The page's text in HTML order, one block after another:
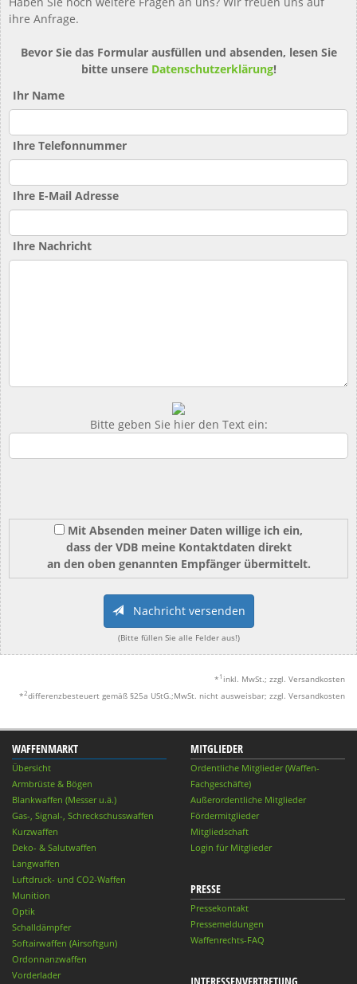
ihre Anfrage.
Bevor Sie das Formular ausfüllen und absenden, lesen Sie
bitte unsere Datenschutzerklärung!
Ihr Name
Ihre Telefonnummer
Ihre E-Mail Adresse
Ihre Nachricht
Bitte geben Sie hier den Text ein:
Mit Absenden meiner Daten willige ich ein,
dass der VDB meine Kontaktdaten direkt
an den oben genannten Empfänger übermittelt.
Nachricht versenden
(Bitte füllen Sie alle Felder aus!)
* 1 inkl. MwSt.; zzgl. Versandkosten
*2differenzbesteuert gemäß §25a UStG.;MwSt. nicht ausweisbar; zzgl. Versandkosten
WAFFENMARKT
Übersicht
Armbrüste & Bögen
Blankwaffen (Messer u.ä.)
Gas-, Signal-, Schreckschusswaffen
Kurzwaffen
Deko- & Salutwaffen
Langwaffen
Luftdruck- und CO2-Waffen
Munition
Optik
Schalldämpfer
Softairwaffen (Airsoftgun)
Ordonnanzwaffen
Vorderlader
MITGLIEDER
Ordentliche Mitglieder (Waffen-
Fachgeschäfte)
Außerordentliche Mitglieder
Fördermitglieder
Mitgliedschaft
Login für Mitglieder
PRESSE
Pressekontakt
Pressemeldungen
Waffenrechts-FAQ